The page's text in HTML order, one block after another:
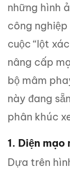
những hình
công
cuộc “lột
nâng cấp
bộ mâm
này đang
phân khúc
1. Diện mạo
Dựa trên